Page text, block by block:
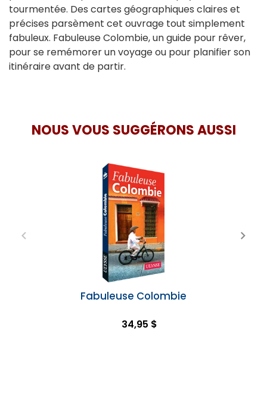
tourmentée. Des cartes géographiques claires et
précises parsèment cet ouvrage tout simplement
fabuleux. Fabuleuse Colombie, un guide pour rêver,
pour se remémorer un voyage ou pour planifier son
itinéraire avant de partir.
NOUS VOUS SUGGÉRONS AUSSI
Fabuleuse Colombie
34,95 $